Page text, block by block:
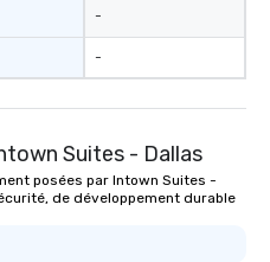
-
-
Suites - Dallas
posées par Intown Suites -
de développement durable